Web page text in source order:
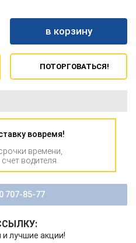
в корзину
ПОТОРГОВАТЬСЯ!
вовремя!
времени,
водителя.
707-85-77
лучшие акции!